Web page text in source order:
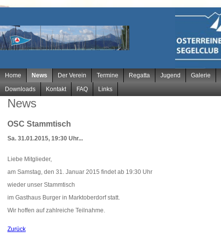
Navigation
überspringen
Home News Der Verein Termine Regatta Jugend
Galerie
Downloads
Kontakt FAQ Links
News
OSC Stammtisch
Sa. 31.01.2015, 19:30 Uhr...
Liebe Mitglieder,
am Samstag, den 31. Januar 2015 findet ab 19:30 Uhr
wieder unser Stammtisch
im Gasthaus Burger in Marktoberdorf statt.
Wir hoffen auf zahlreiche Teilnahme.
Zurück